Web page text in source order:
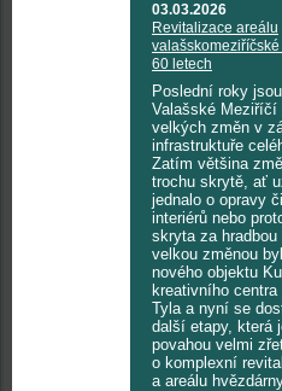
03.03.2026
Revitalizace areálu
60 letech
Poslední roky
Valašské Meziříčí
velkých změn v
infrastruktuře
Zatím většina
trochu skrytě, ať
jednalo o opravy
interiérů nebo
skryta za
velkou změnou
nového objektu
kreativního
Tyla a nyní se
další etapy, která
povahou velmi
o komplexní
a areálu